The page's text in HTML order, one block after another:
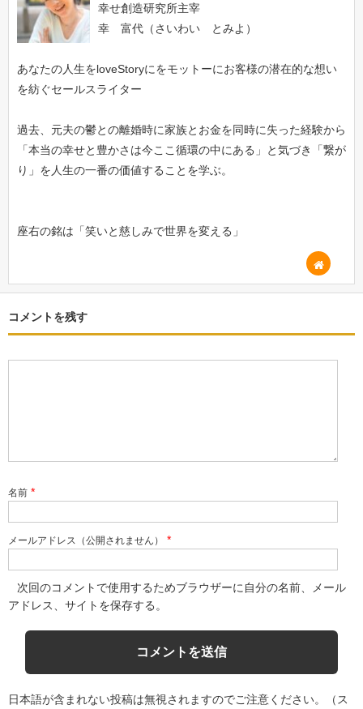
幸せ創造研究所主宰
幸 富代（さいわい とみよ）
あなたの人生をloveStoryにをモットーにお客様の潜在的な想い
を紡ぐセールスライター
過去、元夫の鬱との離婚時に家族とお金を同時に失った経験から
「本当の幸せと豊かさは今ここ循環の中にある」と気づき「繋が
り」を人生の一番の価値することを学ぶ。
座右の銘は「笑いと慈しみで世界を変える」
コメントを残す
名前 *
メールアドレス（公開されません） *
次回のコメントで使用するためブラウザーに自分の名前、メール
アドレス、サイトを保存する。
日本語が含まれない投稿は無視されますのでご注意ください。（ス